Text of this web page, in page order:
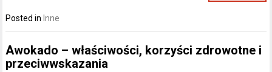
Posted in Inne
Awokado – właściwości, korzyści zdrowotne i
przeciwwskazania